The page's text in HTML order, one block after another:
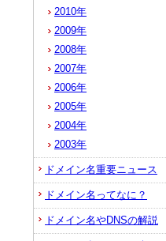
2010年
2009年
2008年
2007年
2006年
2005年
2004年
2003年
ドメイン名重要ニュース
ドメイン名ってなに？
ドメイン名やDNSの解説